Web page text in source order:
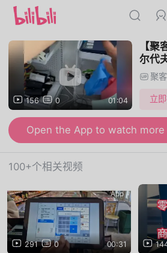
156 0 01:04
【聚
尔代
文超
理案例
聚
立
Open the App to watch
100+个相关视频
291 0 00:31
App